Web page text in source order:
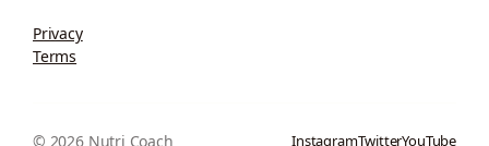
Privacy
Terms
© 2026 Nutri Coach InstagramTwitterYouTube